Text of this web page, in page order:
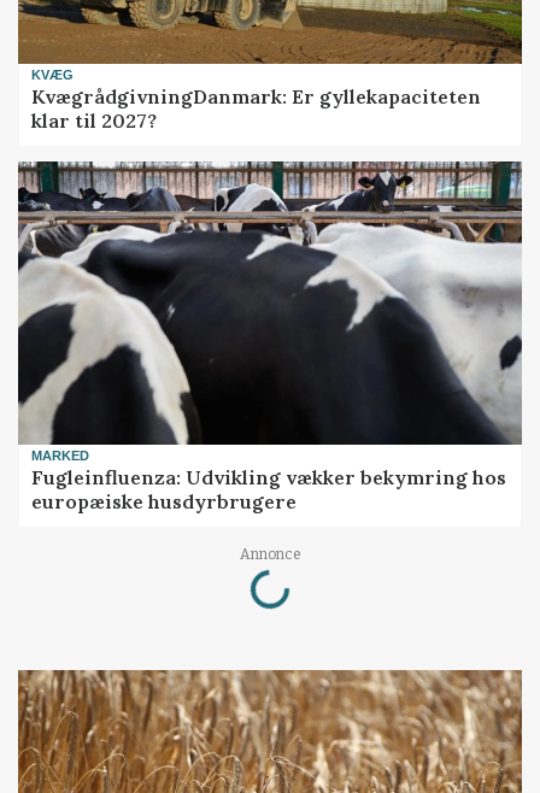
KVÆG
KvægrådgivningDanmark: Er gyllekapaciteten
klar til 2027?
MARKED
Fugleinfluenza: Udvikling vækker bekymring hos
europæiske husdyrbrugere
Annonce
Loading...